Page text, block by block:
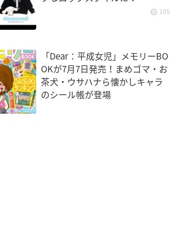
105
「Dear：平成女児」メモリーBO
OKが7月7日発売！まめゴマ・お
茶犬・ウサハナら懐かしキャラ
のシール帳が登場